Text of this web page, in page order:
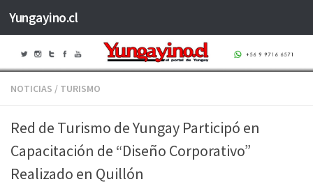
Saltar al contenido
Yungayino.cl
NOTICIAS / TURISMO
Red de Turismo de Yungay Participó en
Capacitación de “Diseño Corporativo”
Realizado en Quillón